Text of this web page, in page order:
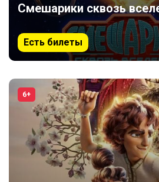
Смешарики сквозь
Есть билеты
6+